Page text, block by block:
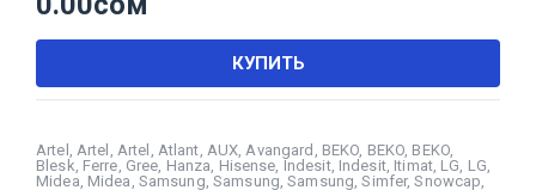
КУПИТЬ
Artel Artel Artel Atlant AUX Avangard BEKO BEKO BEKO,
Blesk Ferre Gree Hanza Hisense Indesit, Indesit, Itimat, LG LG
Midea Midea Samsung ,Samsung ,Samsung ,Simfer,Snowcap